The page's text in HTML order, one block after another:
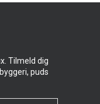
Tilmeld dig
puds